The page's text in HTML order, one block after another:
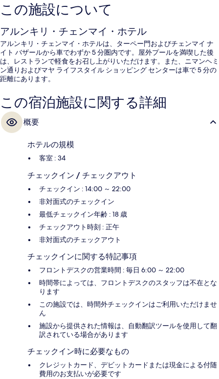
この施設について
アルンキリ・チェンマイ・ホテル
アルンキリ・チェンマイ・ホテルは、ターペー門およびチェンマイ ナ
イト バザールから車でわずか 5 分圏内です。屋外プールを満喫した後
は、レストランで軽食をお召し上がりいただけます。また、ニマンヘミ
ン通りおよびマヤ ライフスタイル ショッピング センターは車で 5 分の
距離にあります。
この宿泊施設に関する詳細
概要
ホテルの規模
客室 : 34
チェックイン / チェックアウト
チェックイン : 14:00 ～ 22:00
非対面式のチェックイン
最低チェックイン年齢 : 18 歳
チェックアウト時刻 : 正午
非対面式のチェックアウト
チェックインに関する特記事項
フロントデスクの営業時間 : 毎日 6:00 ～ 22:00
時間帯によっては、フロントデスクのスタッフは不在とな
ります
この施設では、時間外チェックインはご利用いただけませ
ん
施設から提供された情報は、自動翻訳ツールを使用して翻
訳されている場合があります
チェックイン時に必要なもの
クレジットカード、デビットカードまたは現金による付随
費用のお支払いが必要です